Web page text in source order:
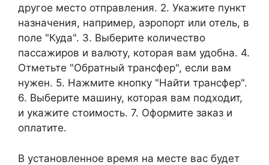
другое место отправления. 2. Укажите пункт
назначения, например, аэропорт или отель, в
поле "Куда". 3. Выберите количество
пассажиров и валюту, которая вам удобна. 4.
Отметьте "Обратный трансфер", если вам
нужен. 5. Нажмите кнопку "Найти трансфер".
6. Выберите машину, которая вам подходит,
и укажите стоимость. 7. Оформите заказ и
оплатите.
В установленное время на месте вас будет